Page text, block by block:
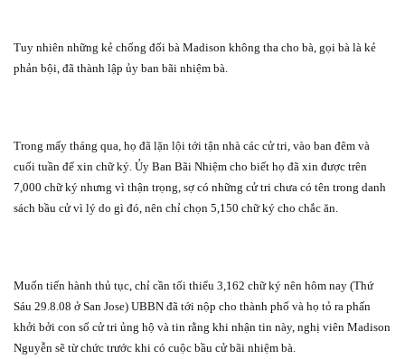
Tuy nhiên những kẻ chống đối bà Madison không tha cho bà, gọi bà là kẻ
phản bội, đã thành lập ủy ban bãi nhiệm bà.
Trong mấy tháng qua, họ đã lặn lội tới tận nhà các cử tri, vào ban đêm và
cuối tuần để xin chữ ký. Ủy Ban Bãi Nhiệm cho biết họ đã xin được trên
7,000 chữ ký nhưng vì thận trọng, sợ có những cử tri chưa có tên trong danh
sách bầu cử vì lý do gì đó, nên chỉ chọn 5,150 chữ ký cho chắc ăn.
Muốn tiến hành thủ tục, chỉ cần tối thiểu 3,162 chữ ký nên hôm nay (Thứ
Sáu 29.8.08 ở San Jose) UBBN đã tới nộp cho thành phố và họ tỏ ra phấn
khởi bởi con số cử tri ủng hộ và tin rằng khi nhận tin này, nghị viên Madison
Nguyễn sẽ từ chức trước khi có cuộc bầu cử bãi nhiệm bà.